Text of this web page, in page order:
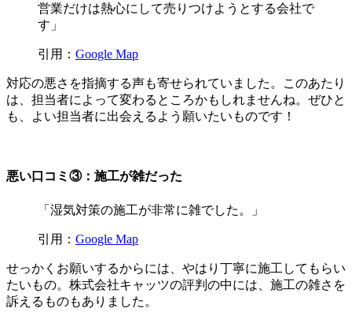
営業だけは熱心にして売りつけようとする会社で
す」
引用： Google Map
対応の悪さを指摘する声も寄せられていました。このあたり
は、担当者によって変わるところかもしれませんね。ぜひと
も、よい担当者に出会えるよう願いたいものです！
悪い口コミ③：施工が雑だった
「湿気対策の施工が非常に雑でした。」
引用： Google Map
せっかくお願いするからには、やはり丁寧に施工してもらい
たいもの。株式会社キャッツの評判の中には、施工の雑さを
訴えるものもありました。